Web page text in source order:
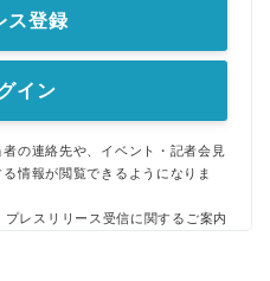
ス登録
イン
の連絡先や、イベント・記者会見
情報が閲覧できるようになりま
プレスリリース受信に関するご案内